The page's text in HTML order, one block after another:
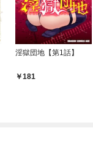
淫獄団地【第1話】
181